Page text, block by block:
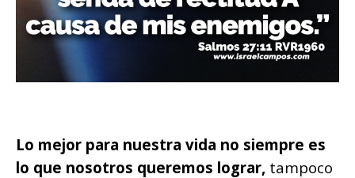
Lo mejor para nuestra vida no siempre es
lo que nosotros queremos lograr, tampoco